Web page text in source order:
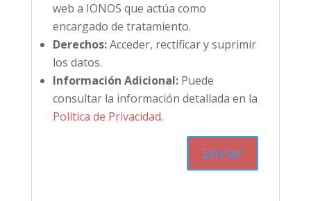
web a IONOS que actúa como
encargado de tratamiento.
Derechos:Acceder, rectificar y suprimir
los datos.
Información Adicional:Puede
consultar la información detallada en la
Política de Privacidad.